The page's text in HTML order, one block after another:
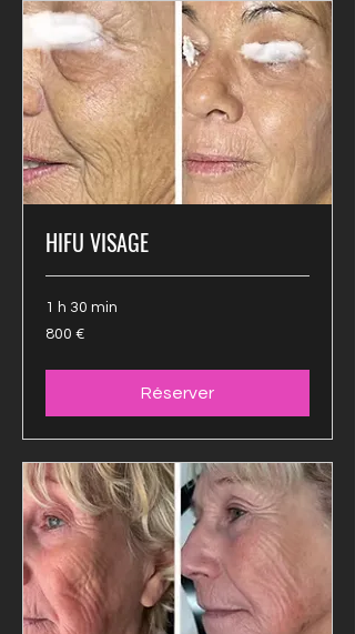
HIFU VISAGE
1 h 30 min
800 euros
800 €
Réserver